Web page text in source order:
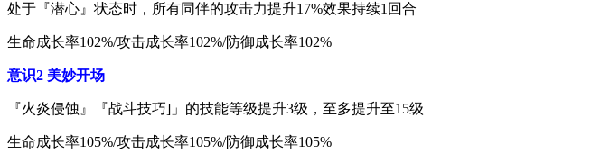
处于『潜心』状态时，所有同伴的攻击力提升17%效果持续1回合
生命成长率102%/攻击成长率102%/防御成长率102%
意识2 美妙开场
『火炎侵蚀』『战斗技巧]」的技能等级提升3级，至多提升至15级
生命成长率105%/攻击成长率105%/防御成长率105%